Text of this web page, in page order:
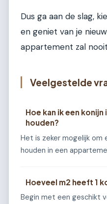
Dus ga aan de slag,
en geniet van je
appartement zal
Veelgestelde
Hoe kan ik een
houden?
Het is zeker mogelijk om
houden in een
Hoeveel m2 heeft 1
Begin met een geschikt